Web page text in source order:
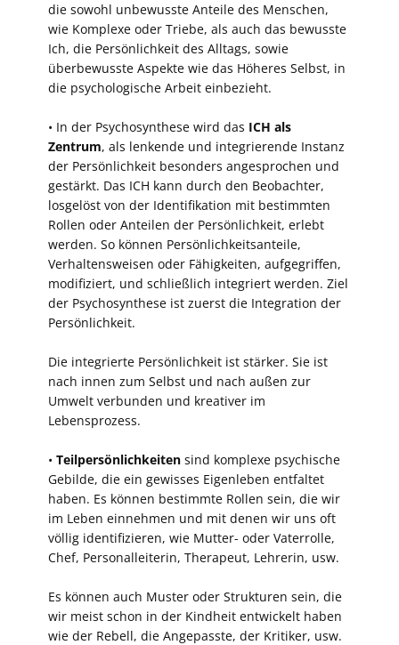
die sowohl unbewusste Anteile des Menschen,
wie Komplexe oder Triebe, als auch das bewusste
Ich, die Persönlichkeit des Alltags, sowie
überbewusste Aspekte wie das Höheres Selbst, in
die psychologische Arbeit einbezieht.
• In der Psychosynthese wird das ICH als
Zentrum, als lenkende und integrierende Instanz
der Persönlichkeit besonders angesprochen und
gestärkt. Das ICH kann durch den Beobachter,
losgelöst von der Identifikation mit bestimmten
Rollen oder Anteilen der Persönlichkeit, erlebt
werden. So können Persönlichkeitsanteile,
Verhaltensweisen oder Fähigkeiten, aufgegriffen,
modifiziert, und schließlich integriert werden. Ziel
der Psychosynthese ist zuerst die Integration der
Persönlichkeit.
Die integrierte Persönlichkeit ist stärker. Sie ist
nach innen zum Selbst und nach außen zur
Umwelt verbunden und kreativer im
Lebensprozess.
• Teilpersönlichkeiten sind komplexe psychische
Gebilde, die ein gewisses Eigenleben entfaltet
haben. Es können bestimmte Rollen sein, die wir
im Leben einnehmen und mit denen wir uns oft
völlig identifizieren, wie Mutter- oder Vaterrolle,
Chef, Personalleiterin, Therapeut, Lehrerin, usw.
Es können auch Muster oder Strukturen sein, die
wir meist schon in der Kindheit entwickelt haben
wie der Rebell, die Angepasste, der Kritiker, usw.